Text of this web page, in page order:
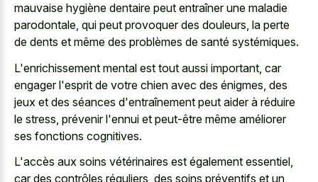
mauvaise hygiène dentaire peut entraîner une maladie
parodontale, qui peut provoquer des douleurs, la perte
de dents et même des problèmes de santé systémiques.
L'enrichissement mental est tout aussi important, car
engager l'esprit de votre chien avec des énigmes, des
jeux et des séances d'entraînement peut aider à réduire
le stress, prévenir l'ennui et peut-être même améliorer
ses fonctions cognitives.
L'accès aux soins vétérinaires est également essentiel,
car des contrôles réguliers, des soins préventifs et un